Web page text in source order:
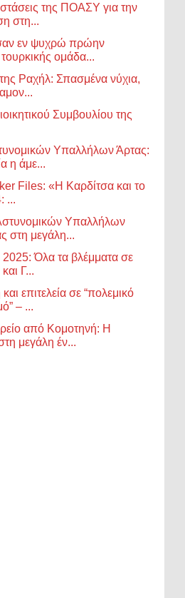
της ΠΟΑΣΥ για την
στη...
εν ψυχρώ πρώην
ομάδα...
Ραχήλ: Σπασμένα νύχια,
Συμβουλίου της
Υπαλλήλων Άρτας:
η άμε...
Files: «Η Καρδίτσα και το
...
Υπαλλήλων
στη μεγάλη...
2025: Όλα τα βλέμματα σε
Γ...
επιτελεία σε “πολεμικό
– ...
από Κομοτηνή: Η
μεγάλη έν...